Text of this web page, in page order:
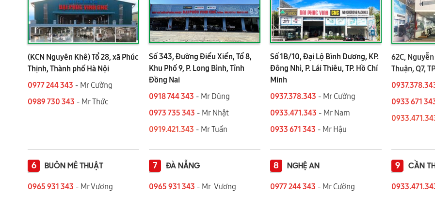
(KCN Nguyên Khê) Tổ 28, xã Phúc
Thịnh, Thành phố Hà Nội
0977 244 343 - Mr Cường
0989 730 343 - Mr Thức
Số 343, Đường Điểu Xiển, Tổ 8,
Khu Phố 9, P. Long Bình, Tỉnh
Đồng Nai
0918 744 343 - Mr Dũng
0973 735 343 - Mr Nhật
0919.421.343 ​​​​​​ - Mr Tuấn
Số 1B/10, Đại Lộ Bình Dương, KP.
Đông Nhì, P. Lái Thiêu, TP. Hồ Chí
Minh
0937.378.343 - Mr Cường
0933.471.343 - Mr Nam
0933 671 343 - Mr Hậu
62C,
Thuận, Q7,
0933 671
6 BUÔN MÊ THUẬT
0965 931 343 - Mr Vương
7 ĐÀ NẴNG
0965 931 343 - Mr Vương
8 NGHỆ AN
0977 244 343 - Mr Cường
9 CẦN